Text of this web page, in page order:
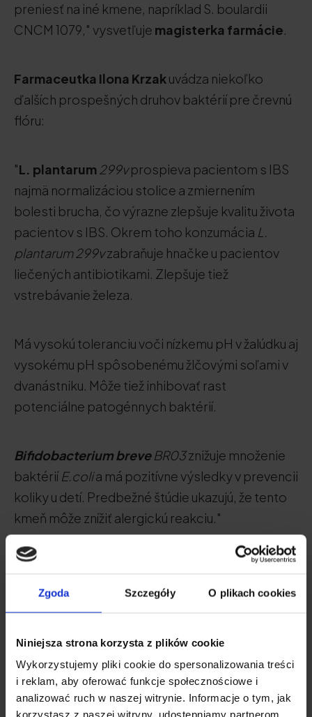
Zgoda Szczegóły O plikach cookies
Niniejsza strona korzysta z plików cookie
Wykorzystujemy pliki cookie do spersonalizowania treści
i reklam, aby oferować funkcje społecznościowe i
analizować ruch w naszej witrynie. Informacje o tym, jak
korzystasz z naszej witryny, udostępniamy partnerom
preniesť na iné kmene, napríklad S. boulardii
CNCM 1079," vysvetľuje magisterka farmácie.
Farmaceutka Ilona Krzakuvádza niekoľko
ďalších prospešných druhov baktérií pre črevnú
flóru:
"L. plantarum 299vprospieva pacientom s IBS
najmä normalizáciou stolice a zmiernením
bolesti brucha, čo výrazne zlepšuje kvalitu života
pacientov s IBS. Okrem toho konzumácia L.
plantarum 299vzabraňuje hnačke u pacientov
liečených antibiotikami. Zlepšuje tiež
vstrebávanie železa.
Má vysokú toleranciu voči nízkemu pH v žalúdku aj
vysokému pH spôsobenému žlčovými soľami v
dvanástniku. Môže tiež inhibovať rast
potenciálne patogénnych baktérií.
Bifidobacterium breveBR03znižuje množenie
baktérií E.colia má pozitívne výsledky v prevencii
koliky u detí. Predbežné štúdie ukazujú, že tento
kmeň môže znížiť alergickú reakciu."
Ďalšie probiotické druhy odporúčané pre
črevá:
Lactobacillus coryniformis
Lactobacillus casei
Lactobacillus rhamnosus